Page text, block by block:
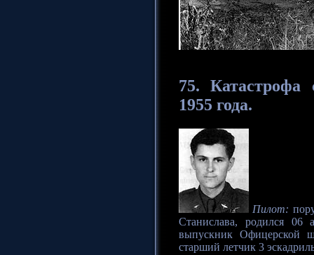
75. Катастрофа
1955 года.
Пилот:
Станислава, родился 06
выпускник Офицерской
старший летчик 3